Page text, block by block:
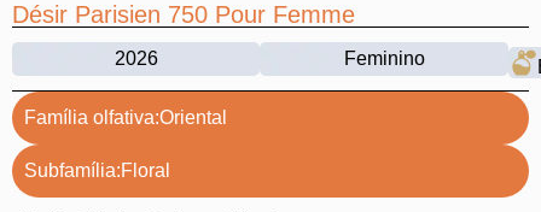
Désir Parisien 750 Pour Femme
2026 Feminino
Família olfativa:Oriental
Subfamília:Floral